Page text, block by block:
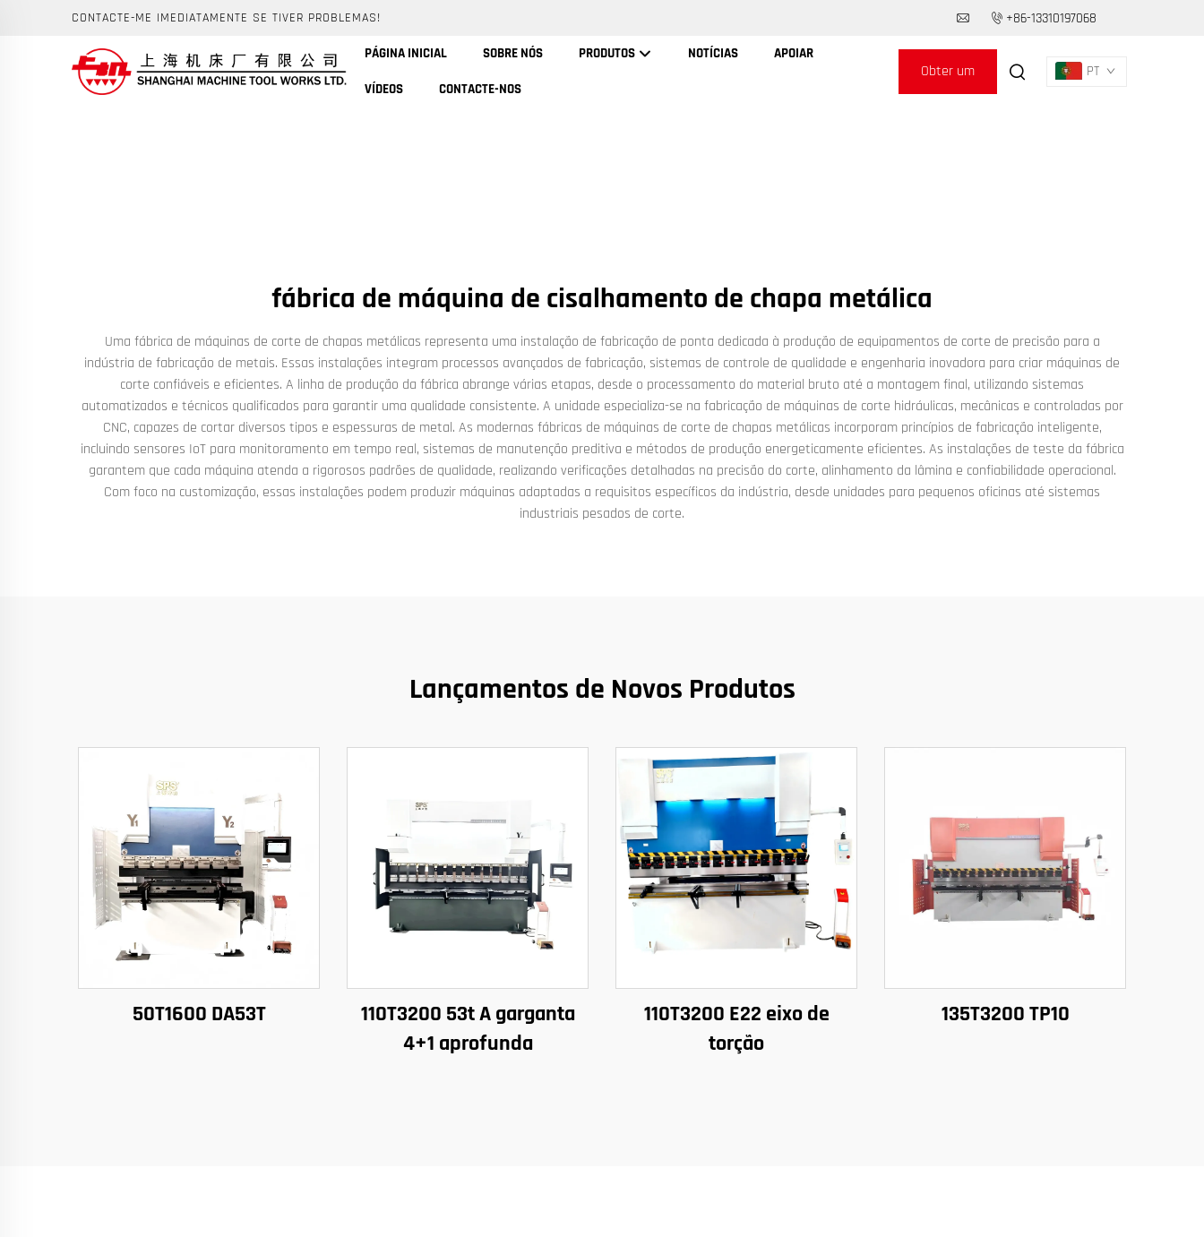
CONTACTE-ME IMEDIATAMENTE SE TIVER PROBLEMAS! +86-13310197068
PÁGINA INICIAL SOBRE NÓS PRODUTOS NOTÍCIAS APOIAR
VÍDEOS CONTACTE-NOS
Obter um PT
fábrica de máquina de cisalhamento de chapa metálica
Uma fábrica de máquinas de corte de chapas metálicas representa uma instalação de fabricação de ponta dedicada à produção de equipamentos de corte de precisão para a
indústria de fabricação de metais. Essas instalações integram processos avançados de fabricação, sistemas de controle de qualidade e engenharia inovadora para criar máquinas de
corte confiáveis e eficientes. A linha de produção da fábrica abrange várias etapas, desde o processamento do material bruto até a montagem final, utilizando sistemas
automatizados e técnicos qualificados para garantir uma qualidade consistente. A unidade especializa-se na fabricação de máquinas de corte hidráulicas, mecânicas e controladas por
CNC, capazes de cortar diversos tipos e espessuras de metal. As modernas fábricas de máquinas de corte de chapas metálicas incorporam princípios de fabricação inteligente,
incluindo sensores IoT para monitoramento em tempo real, sistemas de manutenção preditiva e métodos de produção energeticamente eficientes. As instalações de teste da fábrica
garantem que cada máquina atenda a rigorosos padrões de qualidade, realizando verificações detalhadas na precisão do corte, alinhamento da lâmina e confiabilidade operacional.
Com foco na customização, essas instalações podem produzir máquinas adaptadas a requisitos específicos da indústria, desde unidades para pequenos oficinas até sistemas
industriais pesados de corte.
Lançamentos de Novos Produtos
50T1600 DA53T
110T3200 53t A garganta
4+1 aprofunda
110T3200 E22 eixo de
torção
135T3200 TP10